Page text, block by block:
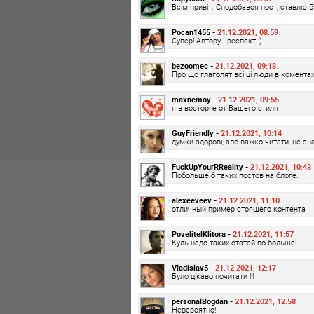
Всім привіт. Сподобався пост, ставлю 5
Pocan1455 - 21.12.2021, 08:59
Супер! Автору - респект :)
bezoomec - 21.12.2021, 09:18
Про що глаголят всі ці люди в
maxnemoy - 21.12.2021, 09:55
я в восторге от Вашего стиля
GuyFriendly - 21.12.2021, 10:14
думки здорові, але важко читати, не
FuckUpYourRReality - 21.12.2021, 10:43
Побольше б таких постов на блоге.
alexeeveev - 21.12.2021, 11:10
отличный пример стоящего контента
PovelitelKlitora - 21.12.2021, 11:57
Куль надо таких статей по-больше!
Vladislav5 - 21.12.2021, 12:17
Було цікаво почитати !!!
personalBogdan - 21.12.2021, 12:58
Невероятно!